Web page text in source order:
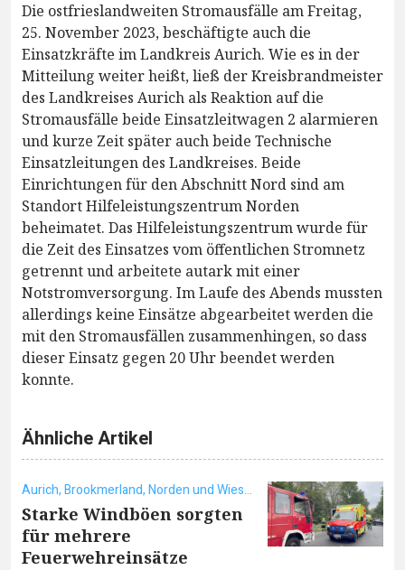
Die ostfrieslandweiten Stromausfälle am Freitag,
25. November 2023, beschäftigte auch die
Einsatzkräfte im Landkreis Aurich. Wie es in der
Mitteilung weiter heißt, ließ der Kreisbrandmeister
des Landkreises Aurich als Reaktion auf die
Stromausfälle beide Einsatzleitwagen 2 alarmieren
und kurze Zeit später auch beide Technische
Einsatzleitungen des Landkreises. Beide
Einrichtungen für den Abschnitt Nord sind am
Standort Hilfeleistungszentrum Norden
beheimatet. Das Hilfeleistungszentrum wurde für
die Zeit des Einsatzes vom öffentlichen Stromnetz
getrennt und arbeitete autark mit einer
Notstromversorgung. Im Laufe des Abends mussten
allerdings keine Einsätze abgearbeitet werden die
mit den Stromausfällen zusammenhingen, so dass
dieser Einsatz gegen 20 Uhr beendet werden
konnte.
Ähnliche Artikel
Aurich, Brookmerland, Norden und Wiesmoor
Starke Windböen sorgten
für mehrere
Feuerwehreinsätze